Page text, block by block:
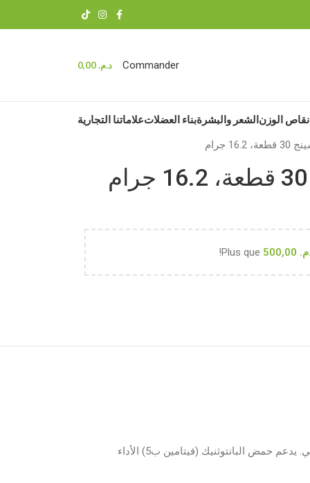
Commander د.م.
الوزنالشعر والبشرةبناء العضلاتعلاماتنا التجارية
جرام
Plus que
!
تحتوي كبسولات Doppelherz Ginseng 250 على فيتامينات B6 وB12، التي تساعد على تقليل التعب والإرهاق وتلعب دورًا في استقلاب الطاقة الطبيعي. يدعم حمض البانتوثنيك (فيتامين ب5) الأداء